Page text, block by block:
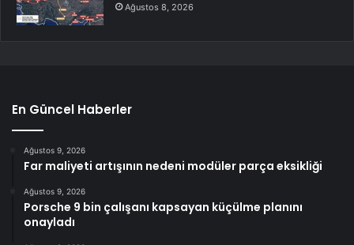
Ağustos 8, 2026
En Güncel Haberler
Ağustos 9, 2026
Far maliyeti artışının nedeni modüler parça eksikliği
Ağustos 9, 2026
Porsche 9 bin çalışanı kapsayan küçülme planını
onayladı